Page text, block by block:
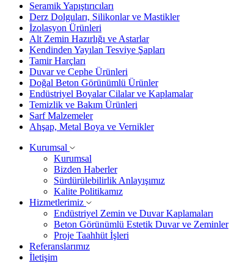
Seramik Yapıştırıcıları
Derz Dolguları, Silikonlar ve Mastikler
İzolasyon Ürünleri
Alt Zemin Hazırlığı ve Astarlar
Kendinden Yayılan Tesviye Şapları
Tamir Harçları
Duvar ve Cephe Ürünleri
Doğal Beton Görünümlü Ürünler
Endüstriyel Boyalar Cilalar ve Kaplamalar
Temizlik ve Bakım Ürünleri
Sarf Malzemeler
Ahşap, Metal Boya ve Vernikler
Kurumsal
Kurumsal
Bizden Haberler
Sürdürülebilirlik Anlayışımız
Kalite Politikamız
Hizmetlerimiz
Endüstriyel Zemin ve Duvar Kaplamaları
Beton Görünümlü Estetik Duvar ve Zeminler
Proje Taahhüt İşleri
Referanslarımız
İletişim